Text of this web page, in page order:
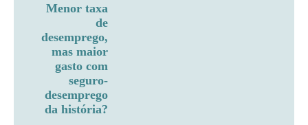
Menor taxa
de
desemprego,
mas maior
gasto com
seguro-
desemprego
da história?